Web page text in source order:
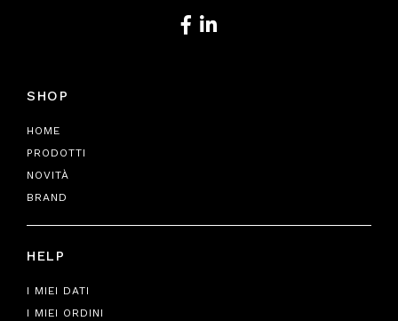
SHOP
HOME
PRODOTTI
NOVITÀ
BRAND
HELP
I MIEI DATI
I MIEI ORDINI